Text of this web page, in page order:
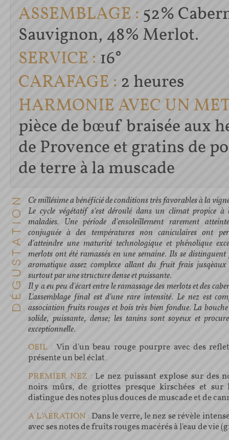
ASSEMBLAGE : 52%
Sauvignon, 48% Merlot.
SERVICE : 16°
CARAFAGE : 2 heures
HARMONIE AVEC UN
pièce de bœuf braisée aux
de Provence et gratins de
de terre à la muscade
Ce millésime a bénéficié de conditions très favorables à la
Le cycle végétatif s'est déroulé dans un climat propice à
maladies. Une période d'ensoleillement rarement
conjuguée à des températures non caniculaires ont
d'atteindre une maturité technologique et phénolique
merlots ont été ramassés en une semaine. Ils se
aromatique assez complexe allant du fruit frais
surtout par une structure dense et puissante.
Il y a eu peu d'écart entre le ramassage des merlots et des
L'assemblage final est d'une rare intensité. Le nez est
association fruits rouges et bois très bien fondue. La
solide, puissante, dense; les tanins sont soyeux et
exceptionnelle.
OEIL : Vin d'un beau rouge pourpre avec des
présente un bel éclat.
PREMIER NEZ : Le nez puissant explose sur des
noirs mûrs, de griottes presque kirschées et sur
distingue des notes plus douces de muscade et de
A L'AÉRATION : Dans le verre, le nez se révèle
avec ses notes de fruits rouges macérés à l'eau de vie